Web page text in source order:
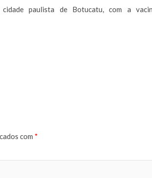
paulista de Botucatu, com a
com *